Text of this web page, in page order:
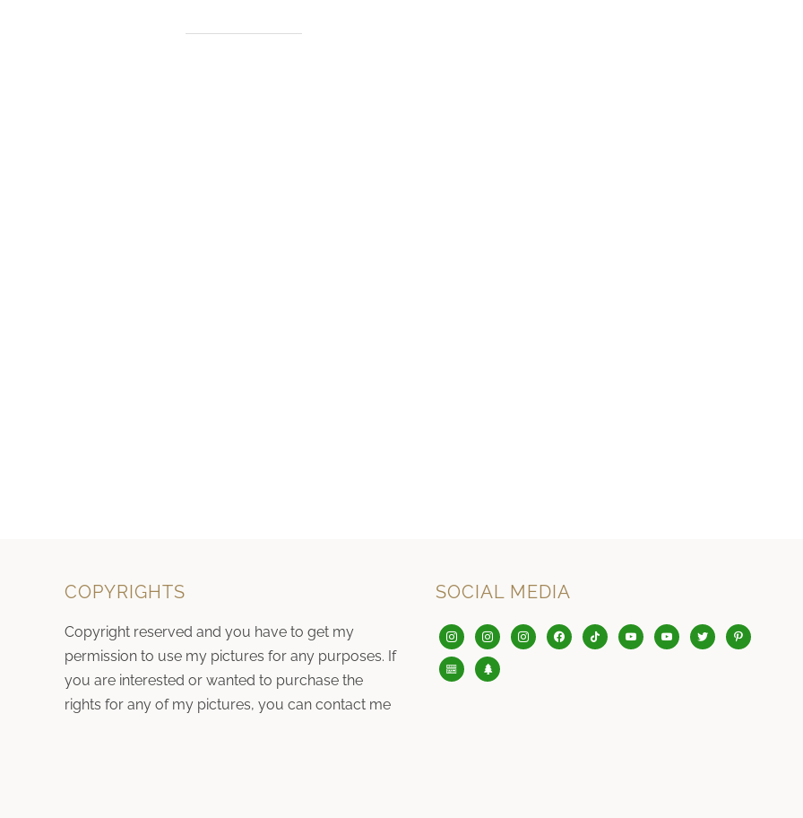
COPYRIGHTS
Copyright reserved and you have to get my
permission to use my pictures for any purposes. If
you are interested or wanted to purchase the
rights for any of my pictures, you can contact me
SOCIAL MEDIA
instagraminstagraminstagramfacebook
tiktok youtubeyoutubetwitterpinterest
editor-tree